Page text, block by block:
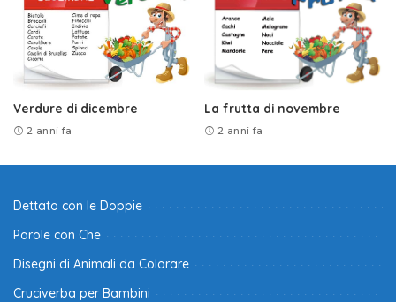
Verdure di dicembre
2 anni fa
La frutta di novembre
2 anni fa
Dettato con le Doppie
Parole con Che
Disegni di Animali da Colorare
Cruciverba per Bambini